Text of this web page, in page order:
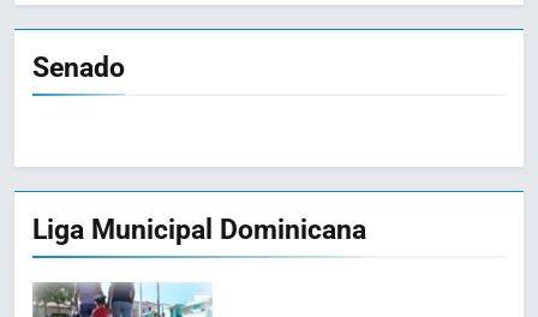
Senado
Liga Municipal Dominicana